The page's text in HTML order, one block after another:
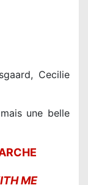
Cecilie
une belle
ME